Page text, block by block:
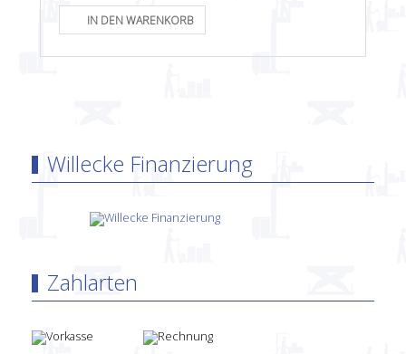
Willecke Finanzierung
Zahlarten